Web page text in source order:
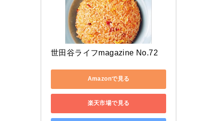
世田谷ライフmagazine No.72
Amazonで見る
楽天市場で見る